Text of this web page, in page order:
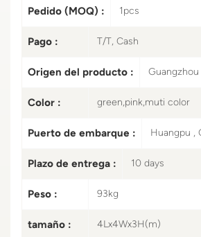
Pedido (MOQ) : 1pcs
Pago : T/T, Cash
Origen del producto : Guangzhou
Color : green,pink,muti color
Puerto de embarque : Huangpu ,
Plazo de entrega : 10 days
Peso : 93kg
tamaño : 4Lx4Wx3H(m)